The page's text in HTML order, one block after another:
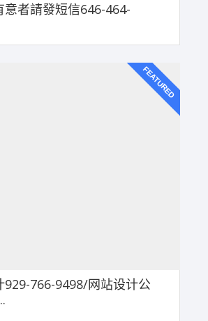
意者請發短信646-464-
FEATURED
929-766-9498/网站设计公